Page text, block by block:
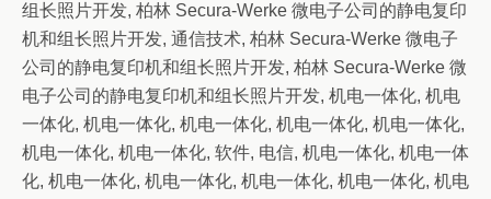
组长照片开发, 柏林 Secura-Werke 微电子公司的静电复印
机和组长照片开发, 通信技术, 柏林 Secura-Werke 微电子
公司的静电复印机和组长照片开发, 柏林 Secura-Werke 微
电子公司的静电复印机和组长照片开发, 机电一体化, 机电
一体化, 机电一体化, 机电一体化, 机电一体化, 机电一体化,
机电一体化, 机电一体化, 软件, 电信, 机电一体化, 机电一体
化, 机电一体化, 机电一体化, 机电一体化, 机电一体化, 机电